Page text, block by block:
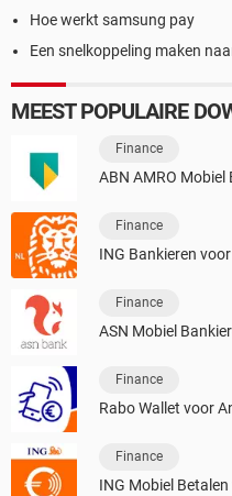
Hoe werkt samsung pay
Een snelkoppeling maken
MEEST POPULAIRE
Finance
ABN AMRO Mobiel
Finance
ING Bankieren
Finance
ASN Mobiel
Finance
Rabo Wallet voor
Finance
ING Mobiel